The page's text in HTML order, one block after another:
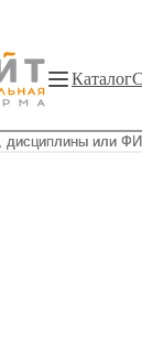
Каталог